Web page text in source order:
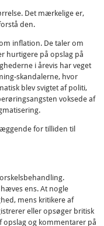
Det mærkelige er,
den.
inflation. De taler om
hurtigere på opslag på
i årevis har veget
skandalerne, hvor
blev svigtet af politi,
voksede af
for tilliden til
ens. At nogle
mens kritikere af
eller opsøger britisk
opslag og kommentarer på